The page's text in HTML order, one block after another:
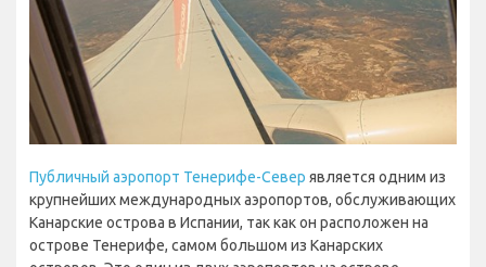
Публичный аэропорт Тенерифе-Север является одним из
крупнейших международных аэропортов, обслуживающих
Канарские острова в Испании, так как он расположен на
острове Тенерифе, самом большом из Канарских